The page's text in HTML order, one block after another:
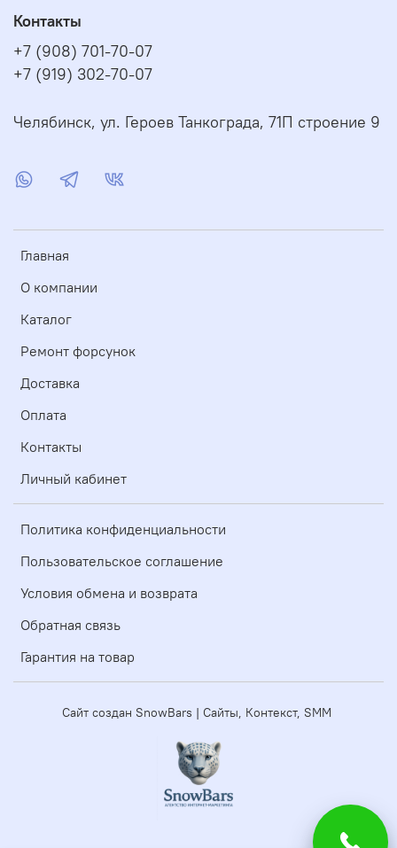
Главная
О компании
Каталог
Ремонт форсунок
Доставка
Оплата
Контакты
Личный кабинет
Политика конфиденциальности
Пользовательское соглашение
Условия обмена и возврата
Обратная связь
Гарантия на товар
Контакты
+7 (908) 701-70-07
+7 (919) 302-70-07
Челябинск, ул. Героев Танкограда, 71П строение 9
Сайт создан SnowBars | Сайты, Контекст, SMM